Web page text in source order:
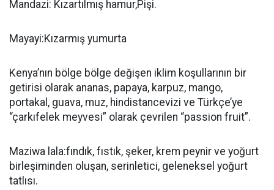
Mandazi: Kızartılmış hamur,Pişi.
Mayayi:Kızarmış yumurta
Kenya’nın bölge bölge değişen iklim koşullarının bir
getirisi olarak ananas, papaya, karpuz, mango,
portakal, guava, muz, hindistancevizi ve Türkçe’ye
“çarkıfelek meyvesi” olarak çevrilen “passion fruit”.
Maziwa lala:fındık, fıstık, şeker, krem peynir ve yoğurt
birleşiminden oluşan, serinletici, geleneksel yoğurt
tatlısı.